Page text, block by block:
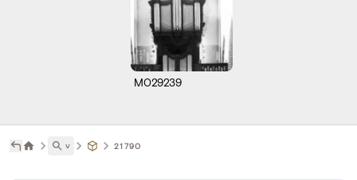
M029239
˅ 21790